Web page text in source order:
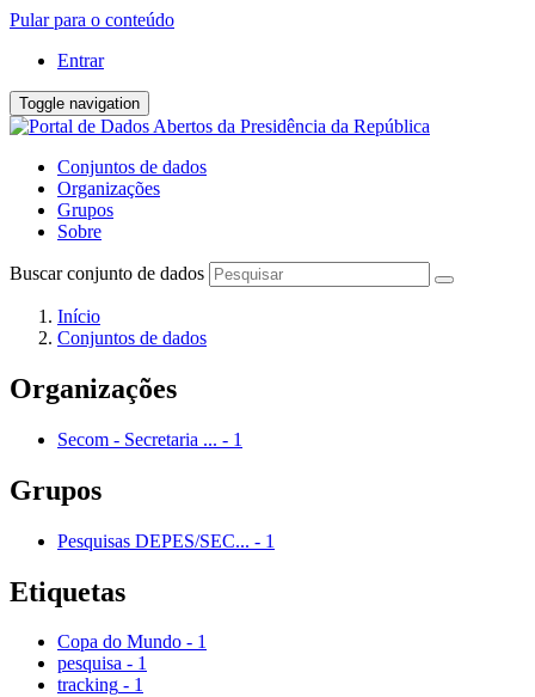
Pular para o conteúdo
Entrar
Toggle navigation
Conjuntos de dados
Organizações
Grupos
Sobre
Buscar conjunto de dados
Início
Conjuntos de dados
Organizações
Secom - Secretaria ... - 1
Grupos
Pesquisas DEPES/SEC... - 1
Etiquetas
Copa do Mundo - 1
pesquisa - 1
tracking - 1